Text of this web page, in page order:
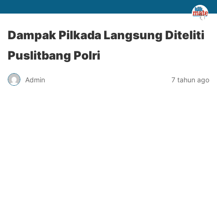
Dampak Pilkada Langsung Diteliti
Puslitbang Polri
Admin 7 tahun ago